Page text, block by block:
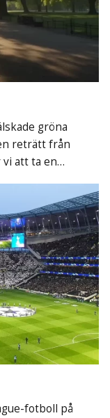
gröna
reträtt från
vi att ta en…
fotboll på